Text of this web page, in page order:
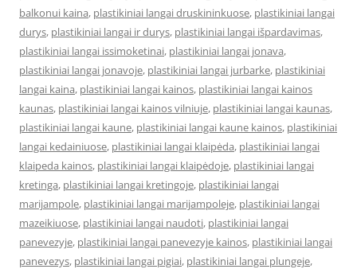
balkonui kaina, plastikiniai langai druskininkuose, plastikiniai langai
durys, plastikiniai langai ir durys, plastikiniai langai išpardavimas,
plastikiniai langai issimoketinai, plastikiniai langai jonava,
plastikiniai langai jonavoje, plastikiniai langai jurbarke, plastikiniai
langai kaina, plastikiniai langai kainos, plastikiniai langai kainos
kaunas, plastikiniai langai kainos vilniuje, plastikiniai langai kaunas,
plastikiniai langai kaune, plastikiniai langai kaune kainos, plastikiniai
langai kedainiuose, plastikiniai langai klaipėda, plastikiniai langai
klaipeda kainos, plastikiniai langai klaipėdoje, plastikiniai langai
kretinga, plastikiniai langai kretingoje, plastikiniai langai
marijampole, plastikiniai langai marijampoleje, plastikiniai langai
mazeikiuose, plastikiniai langai naudoti, plastikiniai langai
panevezyje, plastikiniai langai panevezyje kainos, plastikiniai langai
panevezys, plastikiniai langai pigiai, plastikiniai langai plungeje,